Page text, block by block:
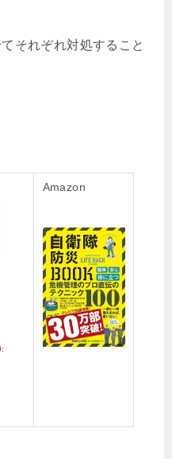
それぞれ対処すること
Amazon